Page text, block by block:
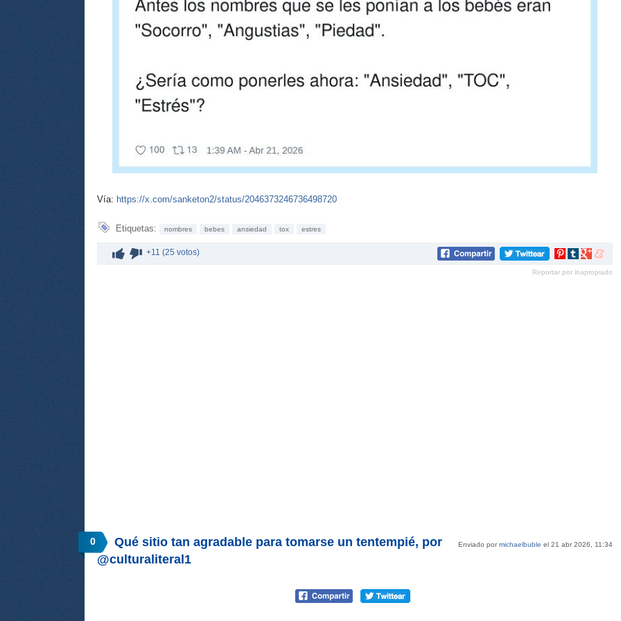
Vía: https://x.com/sanketon2/status/2046373246736498720
Etiquetas: nombres bebes ansiedad tox estres
+11 (25 votos)
Compartir
Pinterest
Compartir
tumblr
Compartir
Google+
Reportar por inapropiado
0 Enviado pormichaelbuble el 21 abr 2026, 11:34
Qué sitio tan agradable para tomarse un tentempié, por
@culturaliteral1